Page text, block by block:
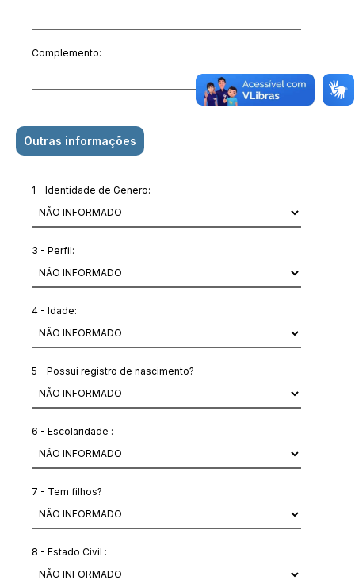
Complemento:
Outras informações
1 - Identidade de Genero:
3 - Perfil:
4 - Idade:
5 - Possui registro de nascimento?
6 - Escolaridade :
7 - Tem filhos?
8 - Estado Civil :